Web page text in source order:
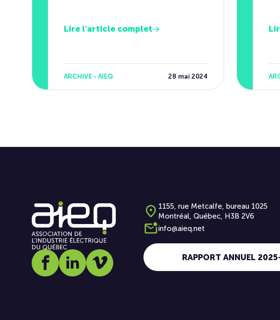
Lire l'article complet
ARCHIVE - AIEQ 28 mai 2024
Social media link icon-facebook
Social media link icon-linkedin
Social media link icon-vimeo
1155, rue Metcalfe, bureau 1025
Montréal, Québec, H3B 2V6
info@aieq.net
RAPPORT ANNUEL